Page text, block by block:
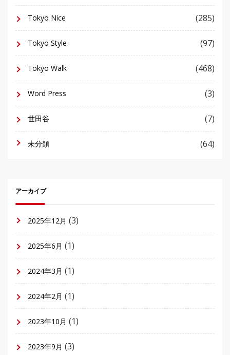
Tokyo Nice (285)
Tokyo Style (97)
Tokyo Walk (468)
Word Press (3)
世田谷 (7)
未分類 (64)
アーカイブ
2025年12月 (3)
2025年6月 (1)
2024年3月 (1)
2024年2月 (1)
2023年10月 (1)
2023年9月 (3)